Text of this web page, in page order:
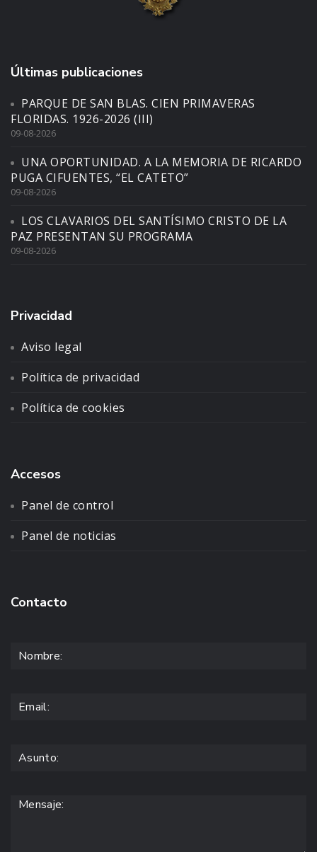
Últimas publicaciones
PARQUE DE SAN BLAS. CIEN PRIMAVERAS
FLORIDAS. 1926-2026 (III)
09-08-2026
UNA OPORTUNIDAD. A LA MEMORIA DE RICARDO
PUGA CIFUENTES, “EL CATETO”
09-08-2026
LOS CLAVARIOS DEL SANTÍSIMO CRISTO DE LA
PAZ PRESENTAN SU PROGRAMA
09-08-2026
Privacidad
Aviso legal
Política de privacidad
Política de cookies
Accesos
Panel de control
Panel de noticias
Contacto